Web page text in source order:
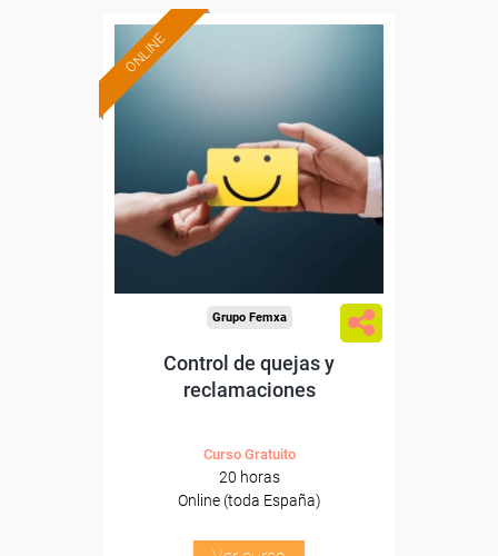
ONLINE
Para desempleados,
trabajadores y autónomos.
-Hosteleria y Turismo.
Grupo Femxa
Control de quejas y
reclamaciones
Curso Gratuito
20 horas
Online (toda España)